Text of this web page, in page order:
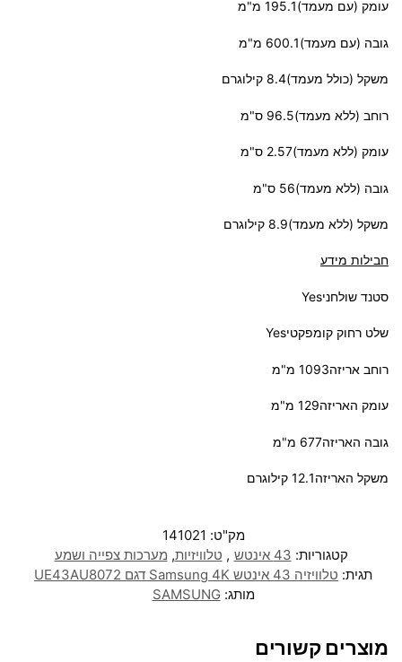
עומק (עם מעמד)195.1 מ"מ
גובה (עם מעמד)600.1 מ"מ
משקל (כולל מעמד)8.4 קילוגרם
רוחב (ללא מעמד)96.5 ס"מ
עומק (ללא מעמד)2.57 ס"מ
גובה (ללא מעמד)56 ס"מ
משקל (ללא מעמד)8.9 קילוגרם
חבילות מידע
סטנד שולחניYes
שלט רחוק קומפקטיYes
רוחב אריזה1093 מ"מ
עומק האריזה129 מ"מ
גובה האריזה677 מ"מ
משקל האריזה12.1 קילוגרם
מק"ט: 141021
קטגוריות: 43 אינטש , טלוויזיות, מערכות צפייה ושמע
תגית: טלוויזיה 43 אינטש Samsung 4K דגם UE43AU8072
מותג:SAMSUNG
מוצרים קשורים